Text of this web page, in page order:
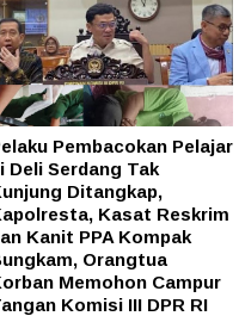
Pembacokan Pelajar
Deli Serdang Tak
Ditangkap,
Kasat Reskrim
Kanit PPA Kompak
Orangtua
Memohon Campur
Komisi III DPR RI